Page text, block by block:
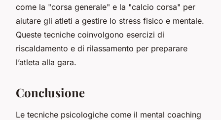
come la "corsa generale" e la "calcio corsa" per
aiutare gli atleti a gestire lo stress fisico e mentale.
Queste tecniche coinvolgono esercizi di
riscaldamento e di rilassamento per preparare
l’atleta alla gara.
Conclusione
Le tecniche psicologiche come il mental coaching